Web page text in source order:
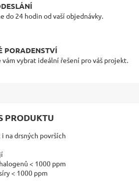
do 24 hodin od vaší objednávky.
PORADENSTVÍ
vám vybrat ideální řešení pro váš projekt.
PRODUKTU
na drsných površích
< 1000 ppm
< 1000 ppm